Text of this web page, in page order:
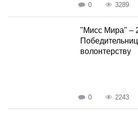
0 3289
"Мисс Мира" –
волонтерству
0 2243